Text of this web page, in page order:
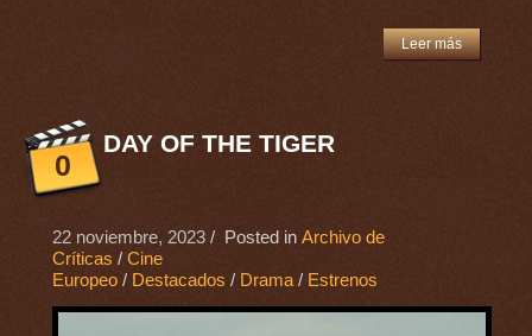
Leer más
0
DAY OF THE TIGER
22 noviembre, 2023/ Posted in Archivo de
Críticas / Cine
Europeo/ Destacados / Drama/ Estrenos